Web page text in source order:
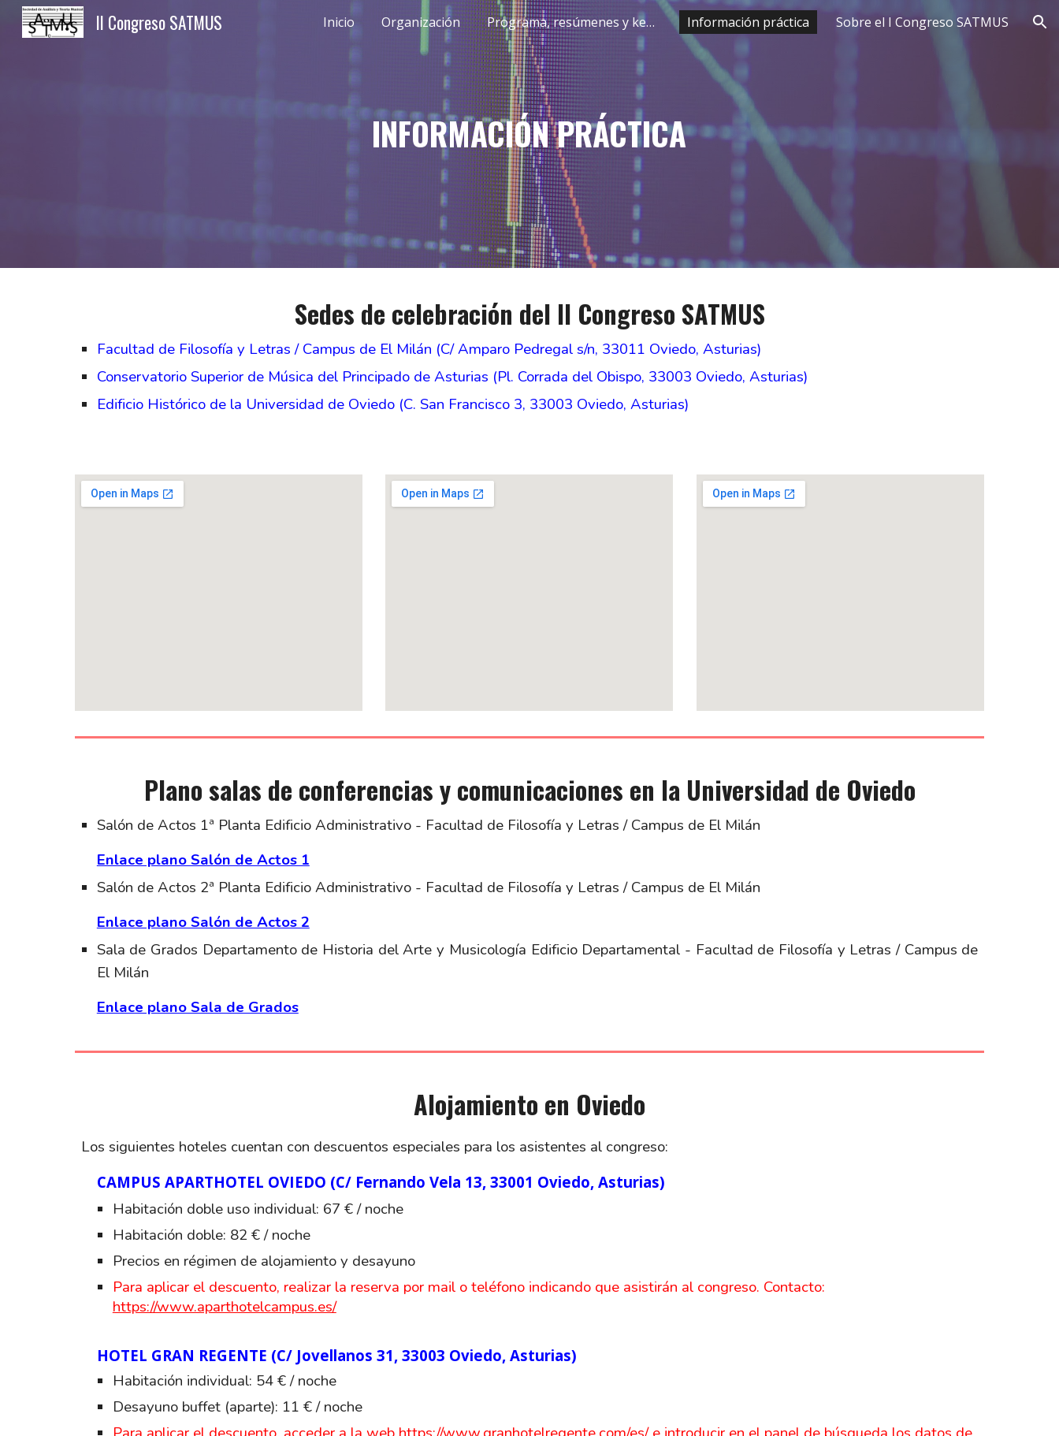
Skip to main content Skip to navigation
II Congreso SATMUS Inicio Organización Programa, resúmenes y keynote speakers Información práctica Sobre el I Congreso SATMUS
INFORMACIÓN PRÁCTICA
Sedes de celebración del II Congreso SATMUS
Facultad de Filosofía y Letras / Campus de El Milán (C/ Amparo Pedregal s/n, 33011 Oviedo, Asturias)
Conservatorio Superior de Música del Principado de Asturias (Pl. Corrada del Obispo, 33003 Oviedo, Asturias)
Edificio Histórico de la Universidad de Oviedo (C. San Francisco 3, 33003 Oviedo, Asturias)
Plano salas de conferencias y comunicaciones en la Universidad de Oviedo
Salón de Actos 1ª Planta Edificio Administrativo - Facultad de Filosofía y Letras / Campus de El Milán
Enlace plano Salón de Actos 1
Salón de Actos 2ª Planta Edificio Administrativo - Facultad de Filosofía y Letras / Campus de El Milán
Enlace plano Salón de Actos 2
Sala de Grados Departamento de Historia del Arte y Musicología Edificio Departamental - Facultad de Filosofía y Letras / Campus de
El Milán
Enlace plano Sala de Grados
Alojamiento en Oviedo
Los siguientes hoteles cuentan con descuentos especiales para los asistentes al congreso:
CAMPUS APARTHOTEL OVIEDO (C/ Fernando Vela 13, 33001 Oviedo, Asturias)
Habitación doble uso individual: 67 € / noche
Habitación doble: 82 € / noche
Precios en régimen de alojamiento y desayuno
Para aplicar el descuento, realizar la reserva por mail o teléfono indicando que asistirán al congreso. Contacto:
https://www.aparthotelcampus.es/
HOTEL GRAN REGENTE (C/ Jovellanos 31, 33003 Oviedo, Asturias)
Habitación individual: 54 € / noche
Desayuno buffet (aparte): 11 € / noche